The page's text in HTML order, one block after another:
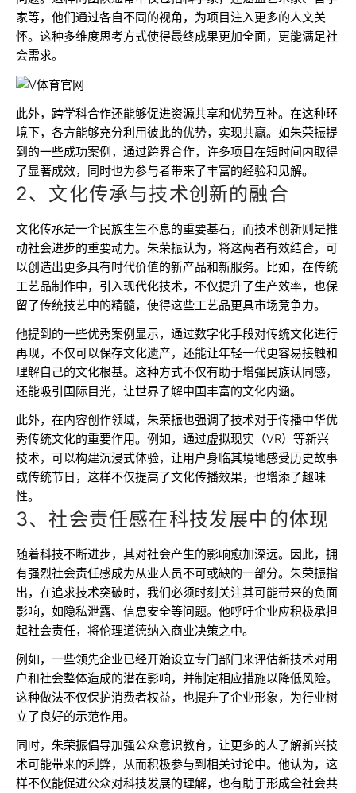
家等，他们通过各自不同的视角，为项目注入更多的人文关
怀。这种多维度思考方式使得最终成果更加全面，更能满足社
会需求。
此外，跨学科合作还能够促进资源共享和优势互补。在这种环
境下，各方能够充分利用彼此的优势，实现共赢。如朱荣振提
到的一些成功案例，通过跨界合作，许多项目在短时间内取得
了显著成效，同时也为参与者带来了丰富的经验和见解。
2、文化传承与技术创新的融合
文化传承是一个民族生生不息的重要基石，而技术创新则是推
动社会进步的重要动力。朱荣振认为，将这两者有效结合，可
以创造出更多具有时代价值的新产品和新服务。比如，在传统
工艺品制作中，引入现代化技术，不仅提升了生产效率，也保
留了传统技艺中的精髓，使得这些工艺品更具市场竞争力。
他提到的一些优秀案例显示，通过数字化手段对传统文化进行
再现，不仅可以保存文化遗产，还能让年轻一代更容易接触和
理解自己的文化根基。这种方式不仅有助于增强民族认同感，
还能吸引国际目光，让世界了解中国丰富的文化内涵。
此外，在内容创作领域，朱荣振也强调了技术对于传播中华优
秀传统文化的重要作用。例如，通过虚拟现实（VR）等新兴
技术，可以构建沉浸式体验，让用户身临其境地感受历史故事
或传统节日，这样不仅提高了文化传播效果，也增添了趣味
性。
3、社会责任感在科技发展中的体现
随着科技不断进步，其对社会产生的影响愈加深远。因此，拥
有强烈社会责任感成为从业人员不可或缺的一部分。朱荣振指
出，在追求技术突破时，我们必须时刻关注其可能带来的负面
影响，如隐私泄露、信息安全等问题。他呼吁企业应积极承担
起社会责任，将伦理道德纳入商业决策之中。
例如，一些领先企业已经开始设立专门部门来评估新技术对用
户和社会整体造成的潜在影响，并制定相应措施以降低风险。
这种做法不仅保护消费者权益，也提升了企业形象，为行业树
立了良好的示范作用。
同时，朱荣振倡导加强公众意识教育，让更多的人了解新兴技
术可能带来的利弊，从而积极参与到相关讨论中。他认为，这
样不仅能促进公众对科技发展的理解，也有助于形成全社会共